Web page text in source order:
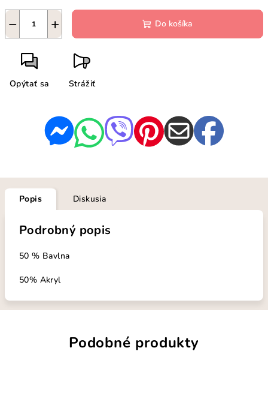
+
− Do košíka
Opýtať sa Strážiť
Popis Diskusia
Podrobný popis
50 % Bavlna
50% Akryl
Podobné produkty